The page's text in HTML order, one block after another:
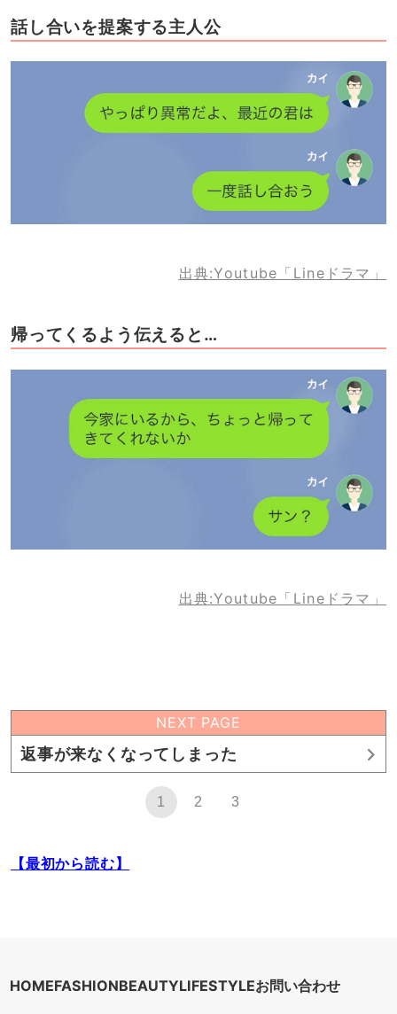
話し合いを提案する主人公
出典:Youtube「Lineドラマ」
帰ってくるよう伝えると…
出典:Youtube「Lineドラマ」
NEXT PAGE
返事が来なくなってしまった
1 2 3
【最初から読む】
HOMEFASHIONBEAUTYLIFESTYLEお問い合わせ